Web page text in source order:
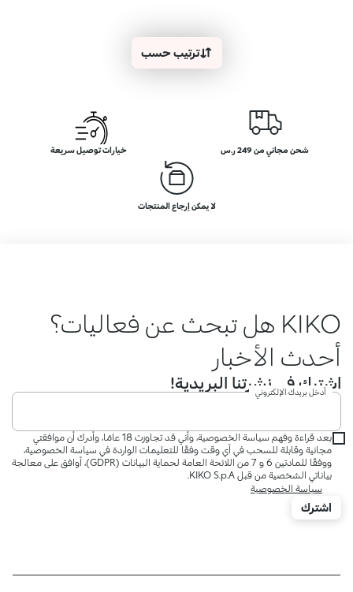
ترتيب حسب
شحن مجاني من 249 ر.س خيارات توصيل سريعة
لا يمكن إرجاع المنتجات
KIKO هل تبحث عن فعاليات؟
أحدث الأخبار؟ عرو
اشترك في نشرتنا البريدية!
أدخل بريدك الإلكتروني
بعد قراءة وفهم سياسة الخصوصية، وأني قد تجاوزت 18 عامًا، وأدرك أن موافقتي
مجانية وقابلة للسحب في أي وقت وفقًا للتعليمات الواردة في سياسة الخصوصية،
ووفقًا للمادتين 6 و 7 من اللائحة العامة لحماية البيانات (GDPR)، أوافق على معالجة
بياناتي الشخصية من قبل KIKO S.p.A.
سياسة الخصوصية
اشترك